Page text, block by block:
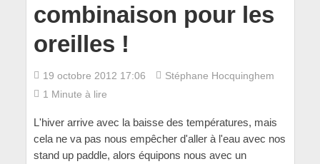
combinaison pour les
oreilles !
19 octobre 2012 17:06
Stéphane Hocquinghem
1 Minute à lire
L'hiver arrive avec la baisse des températures, mais
cela ne va pas nous empêcher d'aller à l'eau avec nos
stand up paddle, alors équipons nous avec un